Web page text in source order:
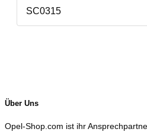
SC0315
Über Uns
Opel-Shop.com ist ihr